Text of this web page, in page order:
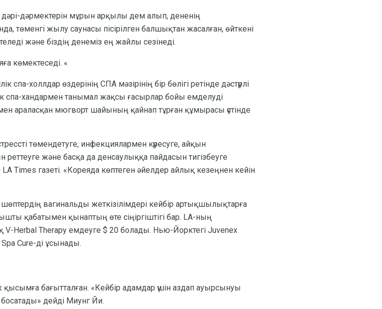
дәрі-дәрмектерін мұрын арқылы дем алып, дененің
төменгі жылу саунасы пісірілген балшықтан жасалған, өйткені
және біздің денеміз ең жайлы сезінеді.
көмектеседі. «
спа-холлдар өздерінің СПА мәзірінің бір бөлігі ретінде дәстүрлі
хандармен танымал жақсы ғасырлар бойы емделуді
араласқан мюгворт шайының қайнап тұрған құмырасы үстінде
төмендетуге, инфекциялармен күресуге, айқын
және басқа да денсаулыққа пайдасын тигізбеуге
Times газеті. «Кореяда көптеген әйелдер айлық кезеңнен кейін
вагинальды жеткізілімдері кейбір артықшылықтарға
қабатымен қынаптың өте сіңіргіштігі бар. LA-ның
Herbal Therapy емдеуге $ 20 болады. Нью-Йорктегі Juvenex
Cure-ді ұсынады.
бағытталған. «Кейбір адамдар үшін аздап ауырсынуы
босатады» дейді Миунг Йи.